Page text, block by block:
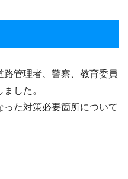
管理者、警察、教育委員
した。
た対策必要箇所について